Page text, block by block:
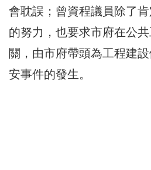
會耽誤；曾資程議員除了
的努力，也要求市府在公
關，由市府帶頭為工程建
安事件的發生。